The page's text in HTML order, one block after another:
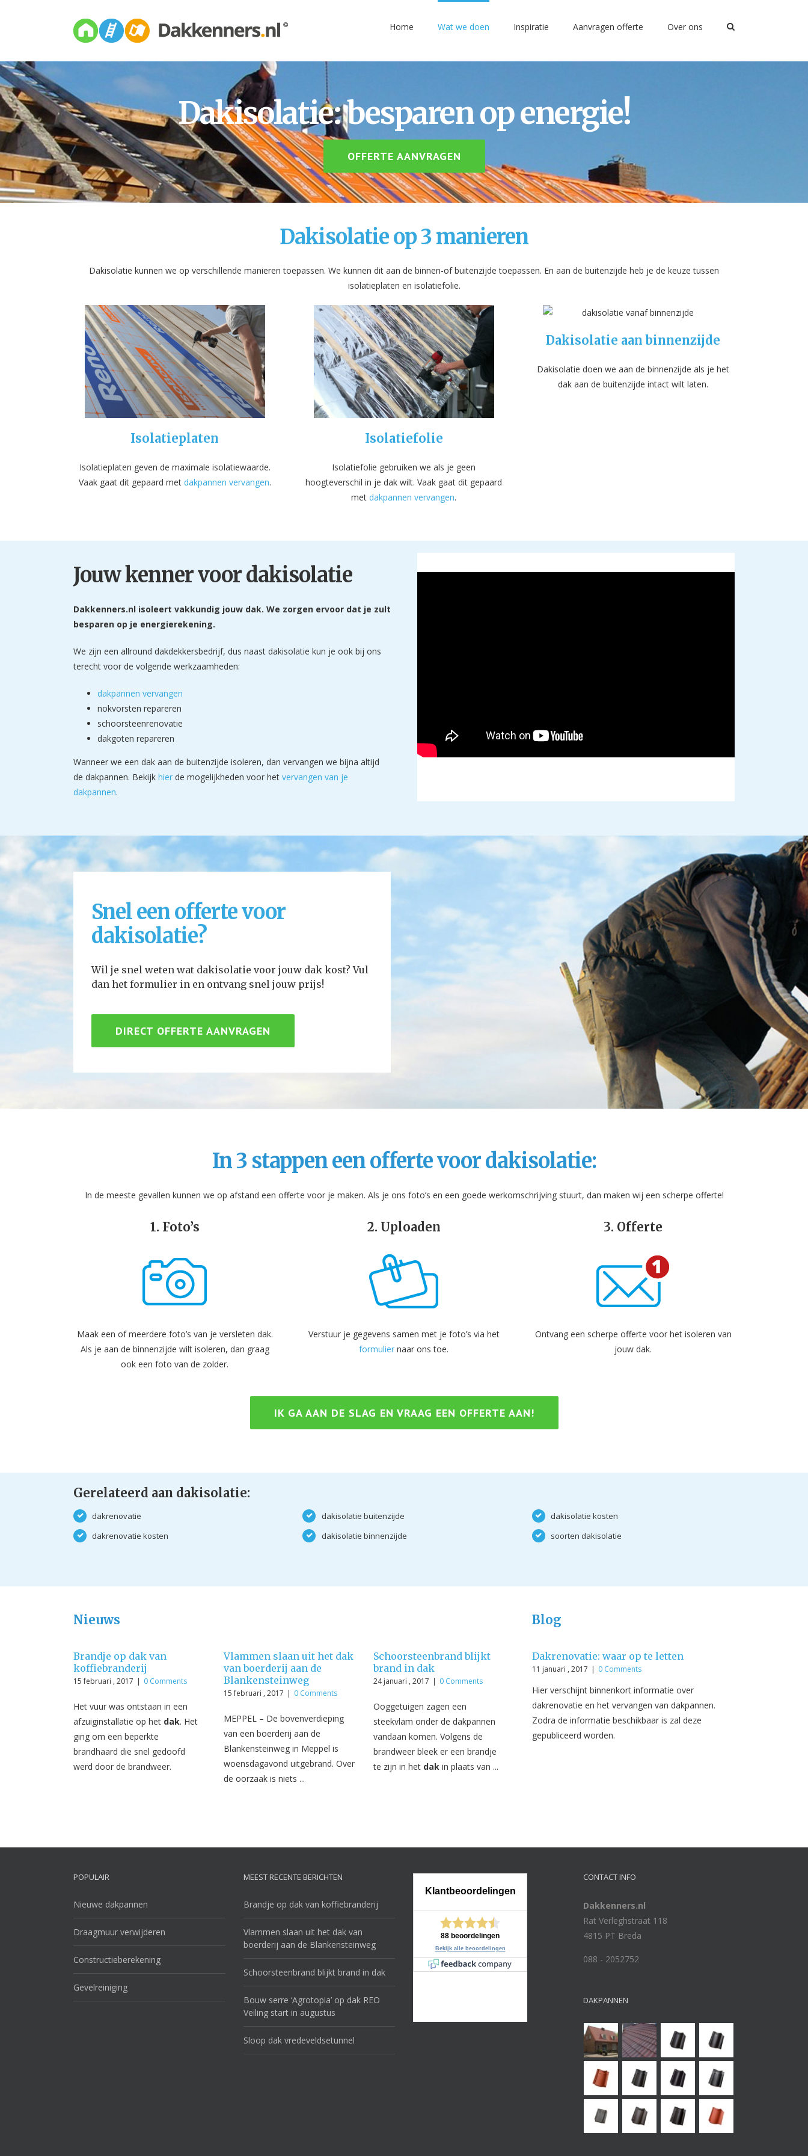
Home Wat we doen Inspiratie Aanvragen offerte Over ons
Dakisolatie: besparen op energie!
OFFERTE AANVRAGEN
Dakisolatie op 3 manieren
Dakisolatie kunnen we op verschillende manieren toepassen. We kunnen dit aan de binnen-of buitenzijde toepassen. En aan de buitenzijde heb je de keuze tussen
isolatieplaten en isolatiefolie.
Isolatieplaten
Isolatieplaten geven de maximale isolatiewaarde.
Vaak gaat dit gepaard met dakpannen vervangen.
Isolatiefolie
Isolatiefolie gebruiken we als je geen
hoogteverschil in je dak wilt. Vaak gaat dit gepaard
metdakpannen vervangen.
Dakisolatie aan binnenzijde
Dakisolatie doen we aan de binnenzijde als je het
dak aan de buitenzijde intact wilt laten.
Jouw kenner voor dakisolatie
Dakkenners.nl isoleert vakkundig jouw dak. We zorgen ervoor dat je zult
besparen op je energierekening.
We zijn een allround dakdekkersbedrijf, dus naast dakisolatie kun je ook bij ons
terecht voor de volgende werkzaamheden:
dakpannen vervangen
nokvorsten repareren
schoorsteenrenovatie
dakgoten repareren
Wanneer we een dak aan de buitenzijde isoleren, dan vervangen we bijna altijd
de dakpannen. Bekijk hier de mogelijkheden voor het vervangen van je
dakpannen.
Snel een offerte voor
dakisolatie?
Wil je snel weten wat dakisolatie voor jouw dak kost? Vul
dan het formulier in en ontvang snel jouw prijs!
DIRECT OFFERTE AANVRAGEN
In 3 stappen een offerte voor dakisolatie:
In de meeste gevallen kunnen we op afstand een offerte voor je maken. Als je ons foto’s en een goede werkomschrijving stuurt, dan maken wij een scherpe offerte!
1. Foto’s
Maak een of meerdere foto’s van je versleten dak.
Als je aan de binnenzijde wilt isoleren, dan graag
ook een foto van de zolder.
2. Uploaden
Verstuur je gegevens samen met je foto’s via het
formulier naar ons toe.
3. Offerte
Ontvang een scherpe offerte voor het isoleren van
jouw dak.
IK GA AAN DE SLAG EN VRAAG EEN OFFERTE AAN!
Gerelateerd aan dakisolatie:
dakrenovatie
dakrenovatie kosten
dakisolatie buitenzijde
dakisolatie binnenzijde
dakisolatie kosten
soorten dakisolatie
Nieuws
Brandje op dak van
koffiebranderij
15 februari , 2017 | 0 Comments
Het vuur was ontstaan in een
afzuiginstallatie op het dak. Het
ging om een beperkte
brandhaard die snel gedoofd
werd door de brandweer.
Vlammen slaan uit het dak
van boerderij aan de
Blankensteinweg
15 februari , 2017 | 0 Comments
MEPPEL – De bovenverdieping
van een boerderij aan de
Blankensteinweg in Meppel is
woensdagavond uitgebrand. Over
de oorzaak is niets ...
Schoorsteenbrand blijkt
brand in dak
24 januari , 2017 | 0 Comments
Ooggetuigen zagen een
steekvlam onder de dakpannen
vandaan komen. Volgens de
brandweer bleek er een brandje
te zijn in het dak in plaats van ...
Blog
Dakrenovatie: waar op te letten
11 januari , 2017 | 0 Comments
Hier verschijnt binnenkort informatie over
dakrenovatie en het vervangen van dakpannen.
Zodra de informatie beschikbaar is zal deze
gepubliceerd worden.
POPULAIR
Nieuwe dakpannen
Draagmuur verwijderen
Constructieberekening
Gevelreiniging
MEEST RECENTE BERICHTEN
Brandje op dak van koffiebranderij
Vlammen slaan uit het dak van
boerderij aan de Blankensteinweg
Schoorsteenbrand blijkt brand in dak
Bouw serre ‘Agrotopia’ op dak REO
Veiling start in augustus
Sloop dak vredeveldsetunnel
CONTACT INFO
Dakkenners.nl
Rat Verleghstraat 118
4815 PT Breda
088 - 2052752
DAKPANNEN